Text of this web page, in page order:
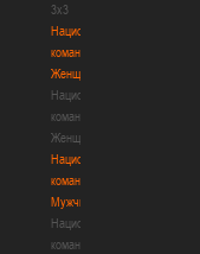
3х3
Национальная
команда.
Женщины
Национальная
команда.
Женщины
Национальная
команда.
Мужчины
Национальная
команда.